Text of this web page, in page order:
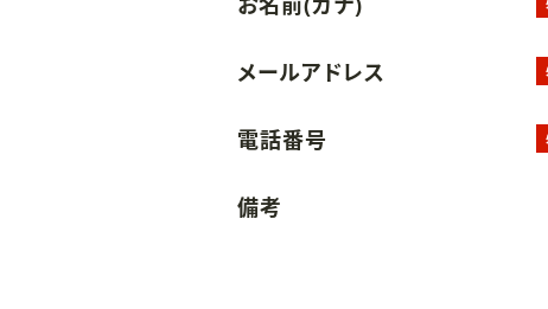
メールアドレス
電話番号
備考